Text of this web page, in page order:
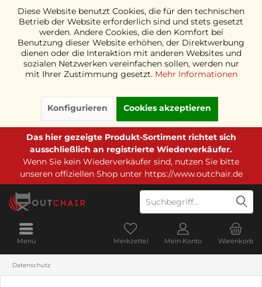
Diese Website benutzt Cookies, die für den technischen
Betrieb der Website erforderlich sind und stets gesetzt
werden. Andere Cookies, die den Komfort bei
Benutzung dieser Website erhöhen, der Direktwerbung
dienen oder die Interaktion mit anderen Websites und
sozialen Netzwerken vereinfachen sollen, werden nur
mit Ihrer Zustimmung gesetzt. Mehr Informationen
Konfigurieren Cookies akzeptieren
Das hier gezeigte Produkt-Sortiment richtet sich
ausschließlich an registrierte Wiederverkäufer.
Wenn Sie kein Wiederverkäufer sind, nutzen Sie bitte
unseren offiziellen Shop unter https://www.outchair.de
Menü Warenkorb
Merkzettel Mein Konto
Datenschutz